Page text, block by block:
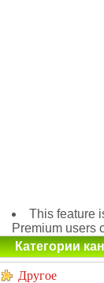
This feature
Premium users
Категории
Другое